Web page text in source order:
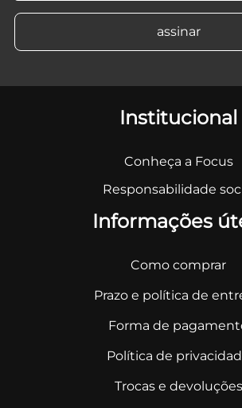
Institucional
Conheça a Focus
Responsabilidade
Informações
Como comprar
Prazo e política de
Forma de
Política de
Trocas e devoluções